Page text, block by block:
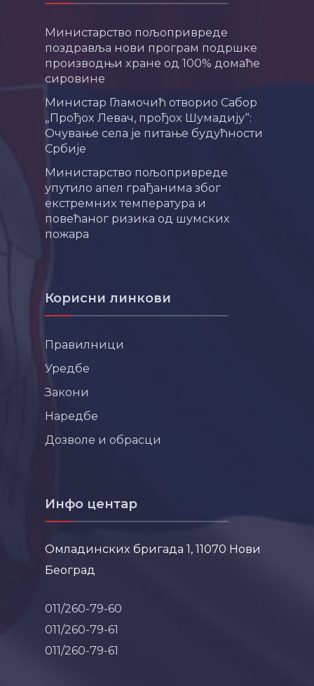
Министарство пољопривреде
поздравља нови програм подршке
производњи хране од 100% домаће
сировине
Министар Гламочић отворио Сабор
„Прођох Левач, прођох Шумадију“:
Очување села је питање будућности
Србије
Министарство пољопривреде
упутило апел грађанима због
екстремних температура и
повећаног ризика од шумских
пожара
Корисни линкови
Правилници
Уредбе
Закони
Наредбе
Дозволе и обрасци
Инфо центар
Омладинских бригада 1, 11070 Нови
Београд
011/260-79-60
011/260-79-61
011/260-79-61